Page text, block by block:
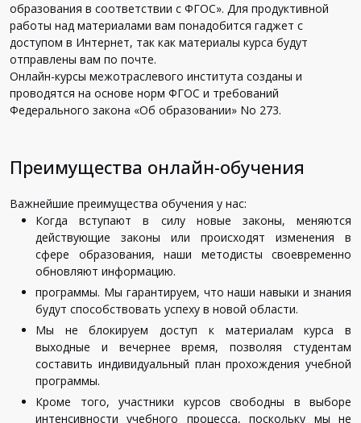
образования в соответствии с ФГОС». Для продуктивной
работы над материалами вам понадобится гаджет с
доступом в Интернет, так как материалы курса будут
отправлены вам по почте.
Онлайн-курсы межотраслевого института созданы и
проводятся на основе норм ФГОС и требований
Федерального закона «Об образовании» No 273.
Преимущества онлайн-обучения
Важнейшие преимущества обучения у нас:
Когда вступают в силу новые законы, меняются
действующие законы или происходят изменения в
сфере образования, наши методисты своевременно
обновляют информацию.
программы. Мы гарантируем, что наши навыки и знания
будут способствовать успеху в новой области.
Мы не блокируем доступ к материалам курса в
выходные и вечернее время, позволяя студентам
составить индивидуальный план прохождения учебной
программы.
Кроме того, участники курсов свободны в выборе
интенсивности учебного процесса, поскольку мы не